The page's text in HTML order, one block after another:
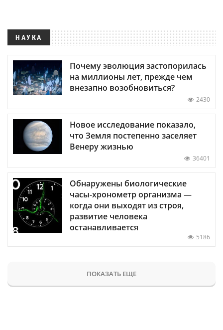
НАУКА
Почему эволюция застопорилась
на миллионы лет, прежде чем
внезапно возобновиться?
2430
Новое исследование показало,
что Земля постепенно заселяет
Венеру жизнью
36401
Обнаружены биологические
часы-хронометр организма —
когда они выходят из строя,
развитие человека
останавливается
5186
ПОКАЗАТЬ ЕЩЕ